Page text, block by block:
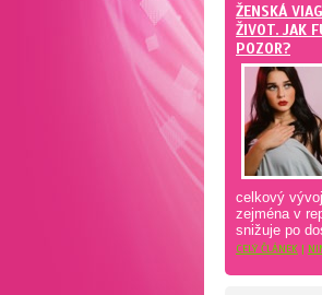
ŽENSKÁ
ŽIVOT. JAK
POZOR?
celkový
zejména v
snižuje po
CELÝ ČLÁNEK |